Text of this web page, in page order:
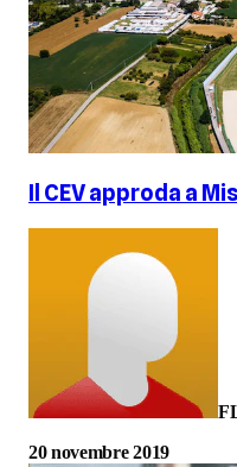
Il CEV approda a
20 novembre 2019